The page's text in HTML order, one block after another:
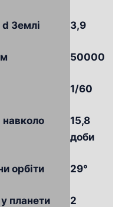
d Землі 3,9
50000
1/60
навколо
15,8
доби
орбіти 29°
планети 2